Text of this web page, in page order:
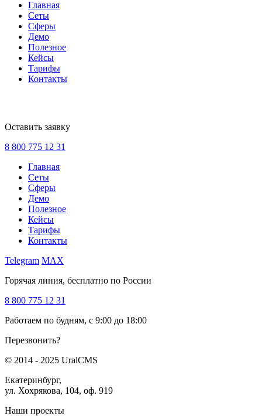
Главная
Сеты
Сферы
Демо
Полезное
Кейсы
Тарифы
Контакты
Оставить заявку
8 800 775 12 31
Главная
Сеты
Сферы
Демо
Полезное
Кейсы
Тарифы
Контакты
Telegram MAX
Горячая линия, бесплатно по России
8 800 775 12 31
Работаем по будням, с 9:00 до 18:00
Перезвонить?
© 2014 - 2025 UralCMS
Екатеринбург,
ул. Хохрякова, 104, оф. 919
Наши проекты